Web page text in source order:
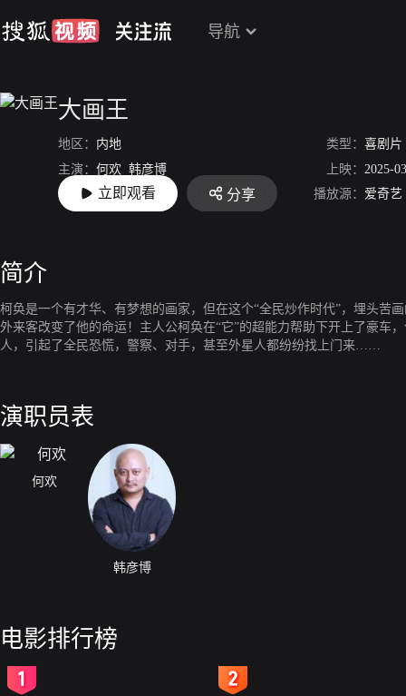
导航
大画王
地区： 内地 类型： 喜剧片
主演： 何欢 韩彦博 上映： 2025-
导演： 李克龙
立即观看 分享 播放源： 爱奇艺
简介
柯奂是一个有才华、有梦想的画家，但在这个“全民炒作时代”，埋头苦
外来客改变了他的命运！主人公柯奂在“它”的超能力帮助下开上了豪车
人，引起了全民恐慌，警察、对手，甚至外星人都纷纷找上门来……
演职员表
何欢
韩彦博
电影排行榜